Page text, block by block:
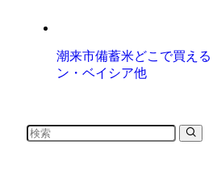
潮来市備蓄米どこで買える
ン・ベイシア他